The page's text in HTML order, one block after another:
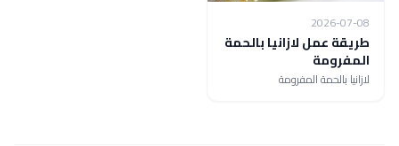
2026-07-08
طريقة عمل لازانيا بالحمة
المفرومة
لازانيا بالحمة المفرومة